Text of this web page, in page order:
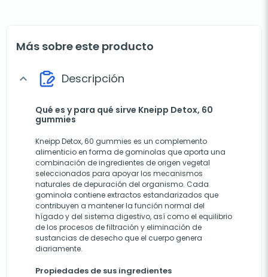
Más sobre este producto
expand_more Descripción
Qué es y para qué sirve Kneipp Detox, 60
gummies
Kneipp Detox, 60 gummies es un complemento
alimenticio en forma de gominolas que aporta una
combinación de ingredientes de origen vegetal
seleccionados para apoyar los mecanismos
naturales de depuración del organismo. Cada
gominola contiene extractos estandarizados que
contribuyen a mantener la función normal del
hígado y del sistema digestivo, así como el equilibrio
de los procesos de filtración y eliminación de
sustancias de desecho que el cuerpo genera
diariamente.
Propiedades de sus ingredientes